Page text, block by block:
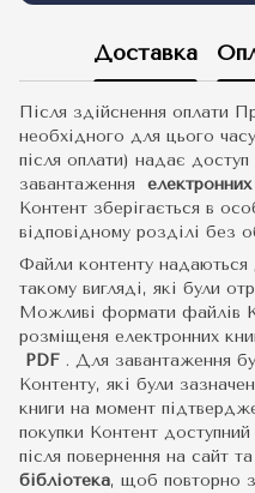
Доставка
Після здійснення оплати
необхідного для цього
після оплати) надає
завантаження електронних
Контент зберігається в
відповідному розділі без
Файли контенту
такому вигляді, які були
Можливі формати файлів
розміщеня електронних
PDF . Для завантаження
Контенту, які були
книги на момент
покупки Контент
після повернення на сайт
бібліотека, щоб повторно